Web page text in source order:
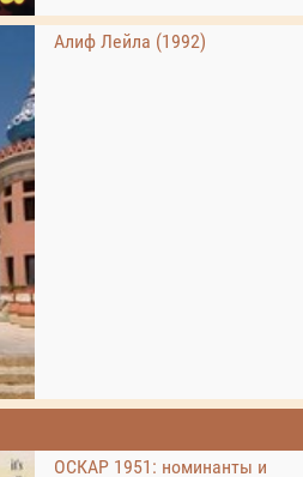
Алиф Лейла (1992)
ОСКАР 1951: номинанты и